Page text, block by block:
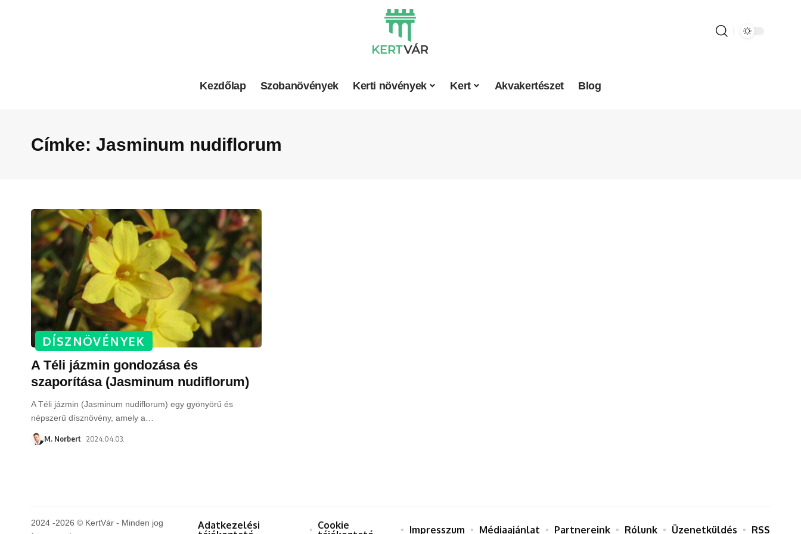
Kezdőlap Szobanövények Kerti növények Kert Akvakertészet Blog
Címke: Jasminum nudiflorum
DÍSZNÖVÉNYEK
A Téli jázmin gondozása és
szaporítása (Jasminum nudiflorum)
A Téli jázmin (Jasminum nudiflorum) egy gyönyörű és
népszerű dísznövény, amely a
M. Norbert 2024.04.03.
2024 -2026 © KertVár - Minden jog
Adatkezelési
Cookie
Impresszum Médiaajánlat Partnereink Rólunk Üzenetküldés RSS